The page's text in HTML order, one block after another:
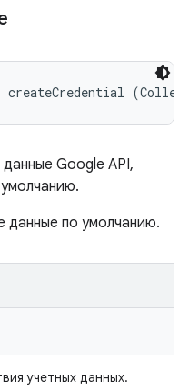
Google API,
данные по умолчанию.
учетных данных.